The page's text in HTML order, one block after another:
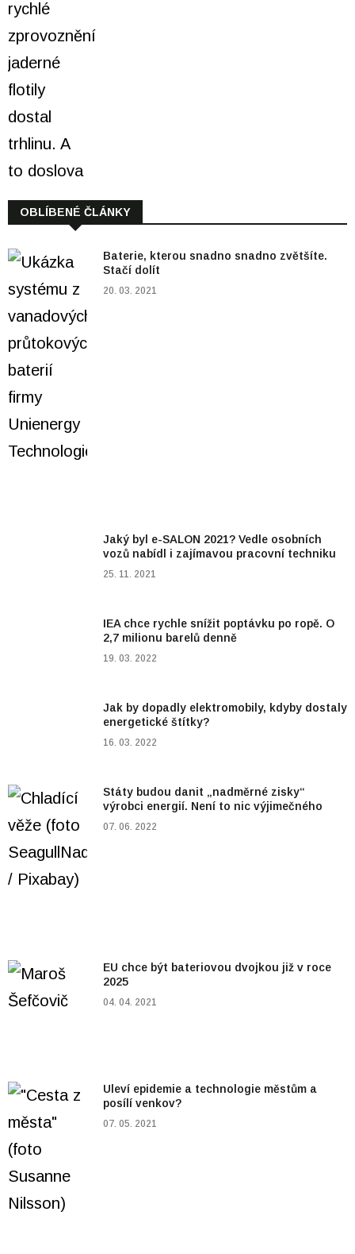
OBLÍBENÉ ČLÁNKY
Baterie, kterou snadno snadno zvětšíte.
Stačí dolít
20. 03. 2021
Jaký byl e-SALON 2021? Vedle osobních
vozů nabídl i zajímavou pracovní techniku
25. 11. 2021
IEA chce rychle snížit poptávku po ropě. O
2,7 milionu barelů denně
19. 03. 2022
Jak by dopadly elektromobily, kdyby dostaly
energetické štítky?
16. 03. 2022
Státy budou danit „nadměrné zisky“
výrobci energií. Není to nic výjimečného
07. 06. 2022
EU chce být bateriovou dvojkou již v roce
2025
04. 04. 2021
Uleví epidemie a technologie městům a
posílí venkov?
07. 05. 2021